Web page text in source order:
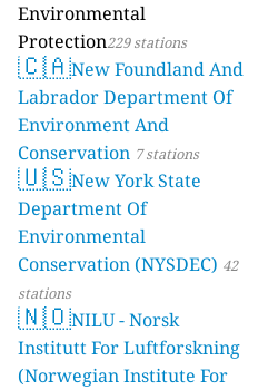
Environmental
Protection229 stations
🇨🇦New Foundland And
Labrador Department Of
Environment And
Conservation 7 stations
🇺🇸New York State
Department Of
Environmental
Conservation (NYSDEC) 42
stations
🇳🇴NILU - Norsk
Institutt For Luftforskning
(Norwegian Institute For